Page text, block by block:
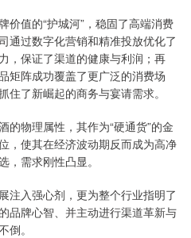
价值的“护城河”，稳固了高端消费
通过数字化营销和精准投放优化了
，保证了渠道的健康与利润；再
矩阵成功覆盖了更广泛的消费场
了新崛起的商务与宴请需求。
的物理属性，其作为“硬通货”的金
，使其在经济波动期反而成为高净
，需求刚性凸显。
注入强心剂，更为整个行业指明了
品牌心智、并主动进行渠道革新与
倒。